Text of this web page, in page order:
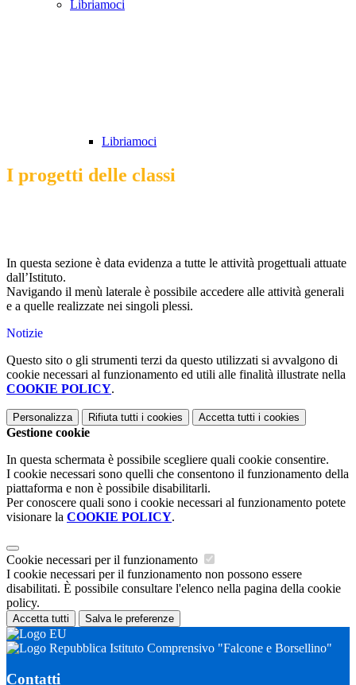
Libriamoci
Libriamoci
I progetti delle classi
In questa sezione è data evidenza a tutte le attività progettuali attuate
dall’Istituto.
Navigando il menù laterale è possibile accedere alle attività generali
e a quelle realizzate nei singoli plessi.
Notizie
Questo sito o gli strumenti terzi da questo utilizzati si avvalgono di
cookie necessari al funzionamento ed utili alle finalità illustrate nella
COOKIE POLICY.
Personalizza Rifiuta tutti i cookies Accetta tutti i cookies
Gestione cookie
In questa schermata è possibile scegliere quali cookie consentire.
I cookie necessari sono quelli che consentono il funzionamento della
piattaforma e non è possibile disabilitarli.
Per conoscere quali sono i cookie necessari al funzionamento potete
visionare la COOKIE POLICY.
Cookie necessari per il funzionamento
I cookie necessari per il funzionamento non possono essere
disabilitati. È possibile consultare l'elenco nella pagina della cookie
policy.
Accetta tutti Salva le preferenze
Istituto Comprensivo "Falcone e Borsellino"
Contatti